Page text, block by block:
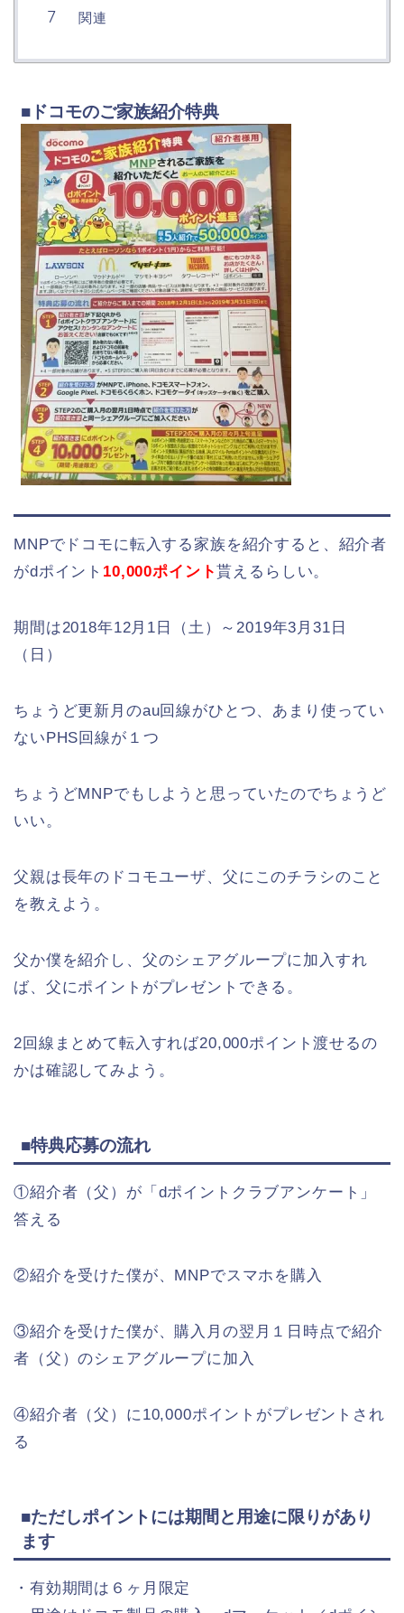
関連
■ドコモのご家族紹介特典
MNPでドコモに転入する家族を紹介すると、紹介者
がdポイント 10,000ポイント貰えるらしい。
期間は2018年12月1日（土）～2019年3月31日
（日）
ちょうど更新月のau回線がひとつ、あまり使ってい
ないPHS回線が１つ
ちょうどMNPでもしようと思っていたのでちょうど
いい。
父親は長年のドコモユーザ、父にこのチラシのこと
を教えよう。
父か僕を紹介し、父のシェアグループに加入すれ
ば、父にポイントがプレゼントできる。
2回線まとめて転入すれば20,000ポイント渡せるの
かは確認してみよう。
■特典応募の流れ
①紹介者（父）が「dポイントクラブアンケート」
答える
②紹介を受けた僕が、MNPでスマホを購入
③紹介を受けた僕が、購入月の翌月１日時点で紹介
者（父）のシェアグループに加入
④紹介者（父）に10,000ポイントがプレゼントされ
る
■ただしポイントには期間と用途に限りがあり
ます
・有効期間は６ヶ月限定